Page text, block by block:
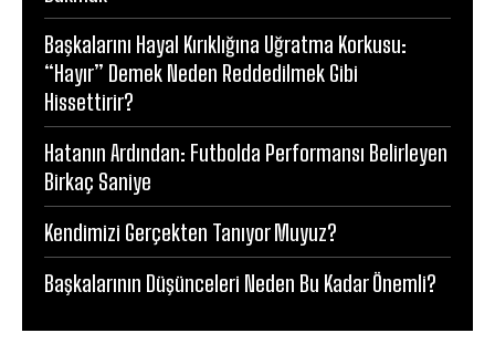
Başkalarını Hayal Kırıklığına Uğratma Korkusu:
“Hayır” Demek Neden Reddedilmek Gibi
Hissettirir?
Hatanın Ardından: Futbolda Performansı Belirleyen
Birkaç Saniye
Kendimizi Gerçekten Tanıyor Muyuz?
Başkalarının Düşünceleri Neden Bu Kadar Önemli?